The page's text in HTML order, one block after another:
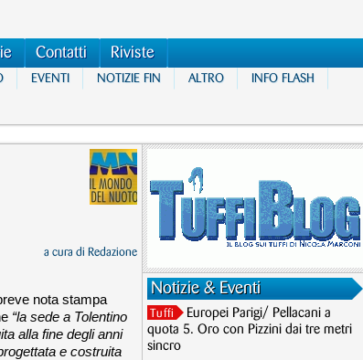
Contatti Riviste
EVENTI NOTIZIE FIN ALTRO INFO FLASH
a cura di Redazione
nota stampa
“la sede a Tolentino
alla fine degli anni
e costruita
Notizie & Eventi
Tuffi
Europei Parigi/ Pellacani a
quota 5. Oro con Pizzini dai tre metri
sincro